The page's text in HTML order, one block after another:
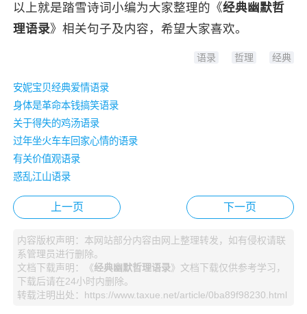
以上就是踏雪诗词小编为大家整理的《经典幽默哲
理语录》相关句子及内容，希望大家喜欢。
语录 哲理 经典
安妮宝贝经典爱情语录
身体是革命本钱搞笑语录
关于得失的鸡汤语录
过年坐火车车回家心情的语录
有关价值观语录
惑乱江山语录
上一页 下一页
内容版权声明：本网站部分内容由网上整理转发，如有侵权请联
系管理员进行删除。
文档下载声明：《经典幽默哲理语录》文档下载仅供参考学习，
下载后请在24小时内删除。
转载注明出处：https://www.taxue.net/article/0ba89f98230.html